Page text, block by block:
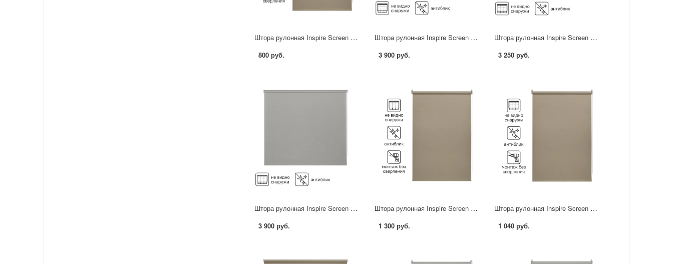
Штора рулонная Inspire Screen 70x190 см цвет серо-бежевый
800 руб.
Штора рулонная Inspire Screen 180x230 см цвет серо-бежевый
3 900 руб.
Штора рулонная Inspire Screen 160x230 см цвет серый
3 250 руб.
Штора рулонная Inspire Screen 200x230 см цвет серый
3 900 руб.
Штора рулонная Inspire Screen 100x190 см цвет серо-бежевый
1 300 руб.
Штора рулонная Inspire Screen 50x190 см цвет серо-бежевый
1 040 руб.